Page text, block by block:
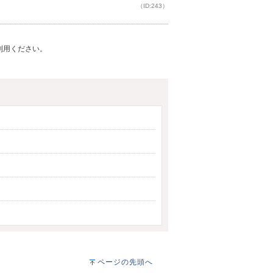
（ID:243）
ください。
ページの先頭へ